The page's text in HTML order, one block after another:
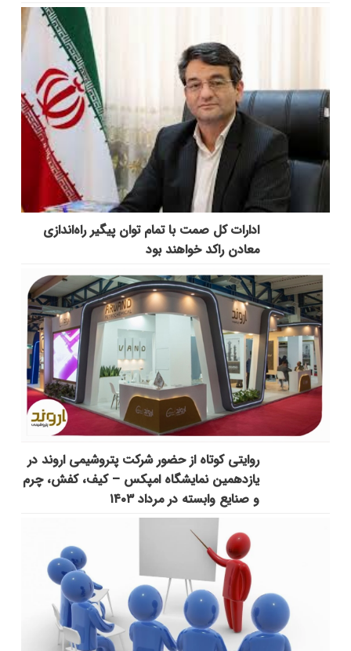
ادارات کل صمت با تمام توان پیگیر راه‌اندازی
معادن راکد خواهند بود
روایتی کوتاه از حضور شرکت پتروشیمی اروند در
یازدهمین نمایشگاه امپکس‌ – کیف، کفش، چرم
و صنایع وابسته در مرداد ۱۴۰۳